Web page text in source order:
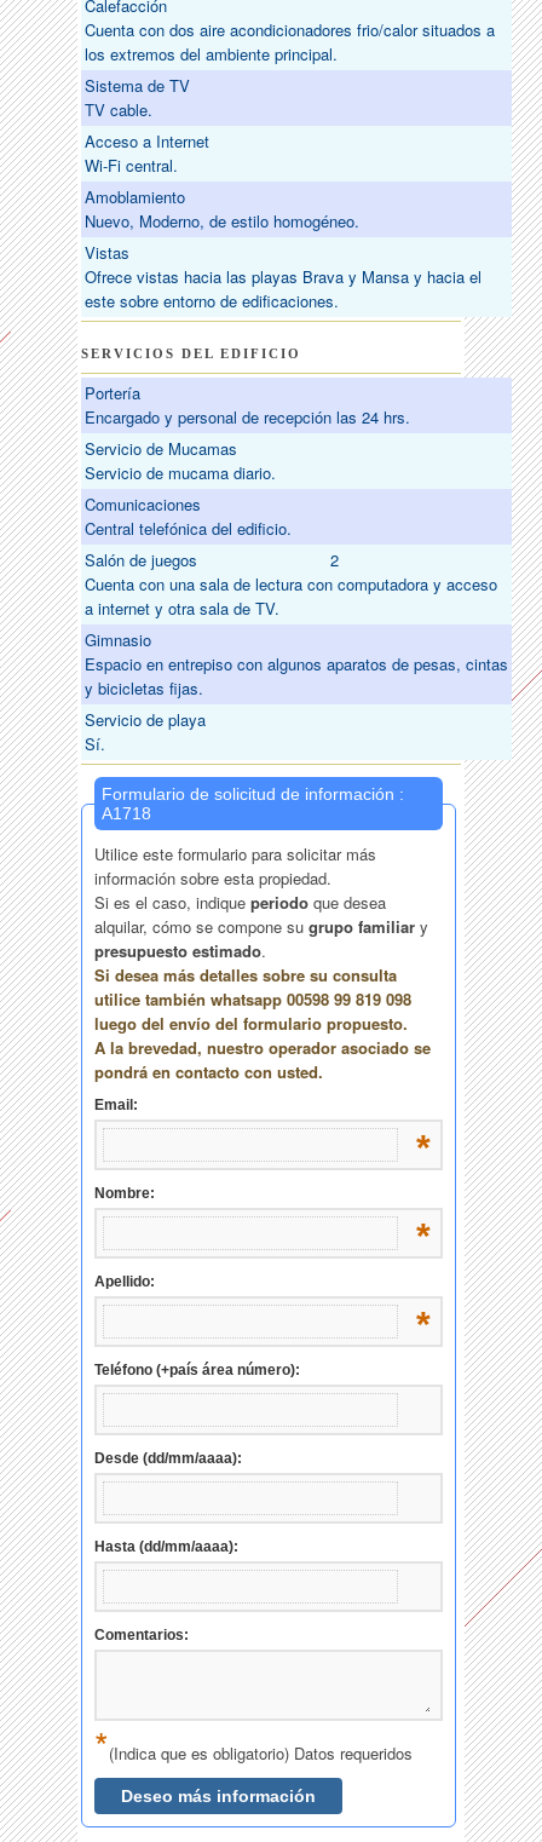
Calefacción
Cuenta con dos aire acondicionadores frio/calor situados a
los extremos del ambiente principal.
Sistema de TV
TV cable.
Acceso a Internet
Wi-Fi central.
Amoblamiento
Nuevo, Moderno, de estilo homogéneo.
Vistas
Ofrece vistas hacia las playas Brava y Mansa y hacia el
este sobre entorno de edificaciones.
SERVICIOS DEL EDIFICIO
Portería
Encargado y personal de recepción las 24 hrs.
Servicio de Mucamas
Servicio de mucama diario.
Comunicaciones
Central telefónica del edificio.
Salón de juegos
2
Cuenta con una sala de lectura con computadora y acceso
a internet y otra sala de TV.
Gimnasio
Espacio en entrepiso con algunos aparatos de pesas, cintas
y bicicletas fijas.
Servicio de playa
Sí.